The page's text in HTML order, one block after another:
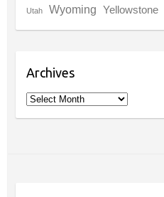
Utah Wyoming Yellowstone
Archives
Archives